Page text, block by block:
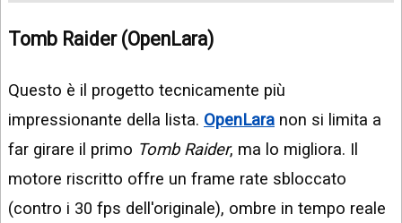
Tomb Raider (OpenLara)
Questo è il progetto tecnicamente più
impressionante della lista. OpenLara non si limita a
far girare il primo Tomb Raider, ma lo migliora. Il
motore riscritto offre un frame rate sbloccato
(contro i 30 fps dell'originale), ombre in tempo reale